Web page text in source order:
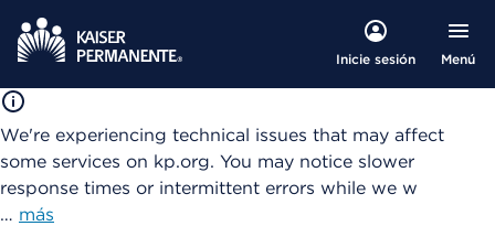
Inicie sesión Menú
We're experiencing technical issues that may affect
some services on kp.org. You may notice slower
response times or intermittent errors while we w
… más